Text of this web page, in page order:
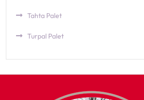
Tahta Palet
Turpal Palet